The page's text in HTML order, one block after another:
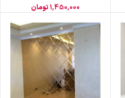
1,450,000تومان